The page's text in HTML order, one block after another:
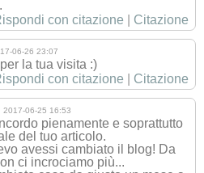
con citazione Citazione
06-26 23:07
la tua visita :)
con citazione Citazione
2017-06-25 16:53
pienamente e soprattutto
del tuo articolo.
avessi cambiato il blog! Da
ci incrociamo più...